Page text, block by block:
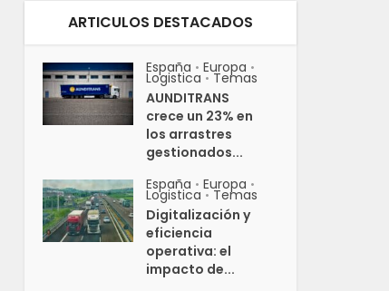
ARTICULOS DESTACADOS
España • Europa •
Logistica • Temas
AUNDITRANS
crece un 23% en
los arrastres
gestionados...
España • Europa •
Logistica • Temas
Digitalización y
eficiencia
operativa: el
impacto de...